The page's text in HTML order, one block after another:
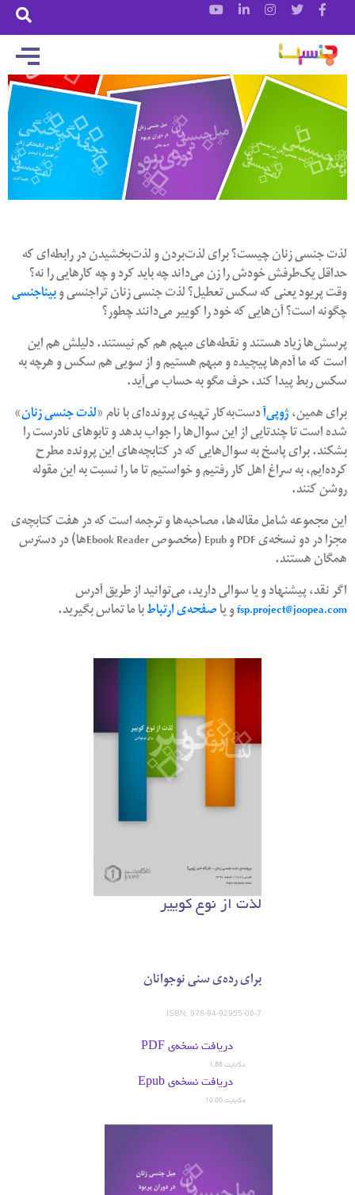
لذت جنسی زنان چیست؟ برای لذت‌بردن و لذت‌بخشیدن در رابطه‌ای که
حداقل یک‌طرفش خودش را زن می‌داند چه باید کرد و چه کارهایی را نه؟
وقت پریود یعنی که سکس تعطیل؟ لذت جنسی زنان تراجنسی وبیناجنسی
چگونه است؟ آن‌هایی که خود را کوییر می‌دانند چطور؟
پرسش‌ها زیاد هستند و نقطه‌های مبهم هم کم نیستند. دلیلش هم این
است که ما آدم‌ها پیچیده و مبهم هستیم و از سویی هم سکس و هرچه به
سکس ربط پیدا کند، حرف مگو به حساب می‌آید.
برای همین،ژوپی‌آدست‌‌به‌کار تهیه‌ی پرونده‌ای با نام «لذت جنسی زنان»
شده است تا چندتایی از این سوال‌ها را جواب بدهد و تابوهای نادرست را
بشکند. برای پاسخ به سوال‌هایی که در کتابچه‌های این پرونده مطرح
کرده‌ایم، به سراغ اهل کار رفتیم و خواستیم تا ما را نسبت به این مقوله
روشن کنند.
این مجموعه شامل مقاله‌ها، مصاحبه‌ها و ترجمه است که در هفت کتابچه‌ی
مجزا در دو نسخه‌ی PDF و Epub (مخصوص Ebook Readerها) در دسترس
همگان هستند.
اگر نقد، پیشنهاد و یا سوالی دارید، می‌توانید از طریق آدرس
fsp.project@joopea.comو یاصفحه‌ی ارتباطبا ما تماس بگیرید.
لذت از نوع کوییر
برای رده‌ی سنی نوجوانان
ISBN: 978-94-92955-06-7
دریافت نسخه‌ی PDF
1,86 مگابایت
دریافت نسخه‌ی Epub
10,00 مگابایت